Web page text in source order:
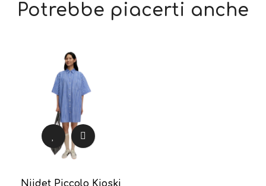
Potrebbe piacerti anche
Niidet Piccolo Kioski